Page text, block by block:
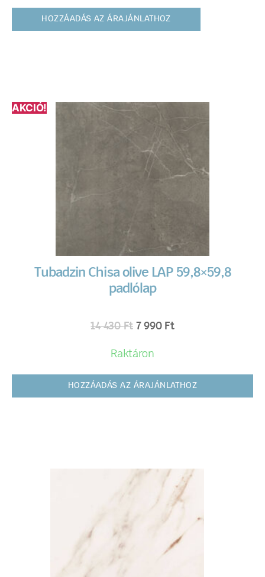
HOZZÁADÁS AZ ÁRAJÁNLATHOZ
AKCIÓ!
Tubadzin Chisa olive LAP 59,8×59,8
padlólap
14 430Ft 7 990 Ft
Raktáron
HOZZÁADÁS AZ ÁRAJÁNLATHOZ